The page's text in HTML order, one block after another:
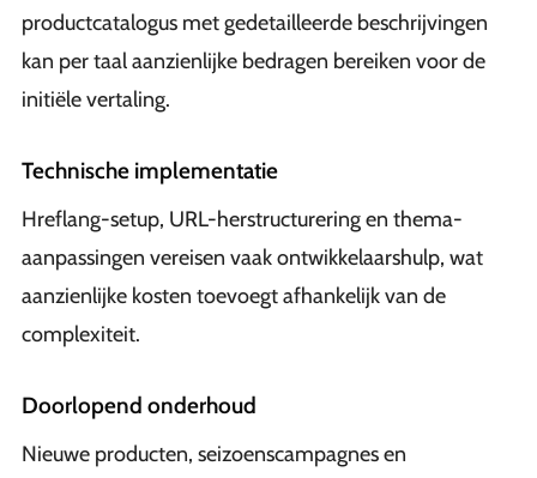
productcatalogus met gedetailleerde beschrijvingen
kan per taal aanzienlijke bedragen bereiken voor de
initiële vertaling.
Technische implementatie
Hreflang-setup, URL-herstructurering en thema-
aanpassingen vereisen vaak ontwikkelaarshulp, wat
aanzienlijke kosten toevoegt afhankelijk van de
complexiteit.
Doorlopend onderhoud
Nieuwe producten, seizoenscampagnes en